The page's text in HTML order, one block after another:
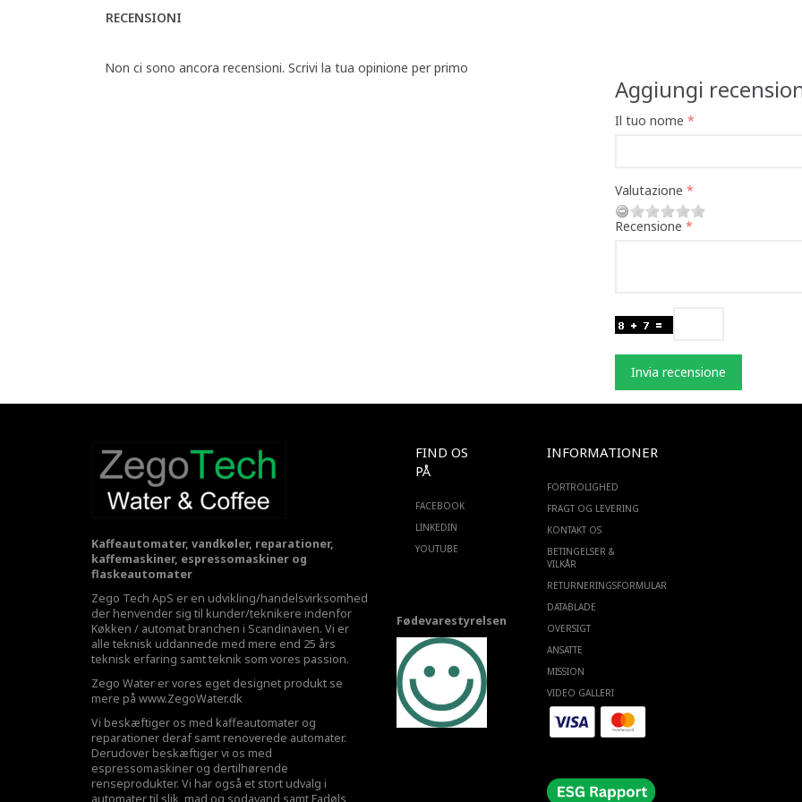
RECENSIONI
Non ci sono ancora recensioni. Scrivi la tua opinione per primo
Aggiungi
Il tuo nome
Valutazione
Recensione
Invia recensione
Kaffeautomater, vandkøler, reparationer,
kaffemaskiner, espressomaskiner og
flaskeautomater
Zego Tech ApS er en udvikling/handelsvirksomhed
der henvender sig til kunder/teknikere indenfor
Køkken / automat branchen i Scandinavien. Vi er
alle teknisk uddannede med mere end 25 års
teknisk erfaring samt teknik som vores passion.
Zego Water er vores eget designet produkt se
mere på www.ZegoWater.dk
Vi beskæftiger os med kaffeautomater og
reparationer deraf samt renoverede automater.
Derudover beskæftiger vi os med
espressomaskiner og dertilhørende
renseprodukter. Vi har også et stort udvalg i
FIND OS
PÅ
FACEBOOK
LINKEDIN
YOUTUBE
Fødevarestyrelsen
INFORMATIONER
FORTROLIGHED
FRAGT OG LEVERING
KONTAKT OS
BETINGELSER &
VILKÅR
RETURNERINGSFORMULAR
DATABLADE
OVERSIGT
ANSATTE
MISSION
VIDEO GALLERI